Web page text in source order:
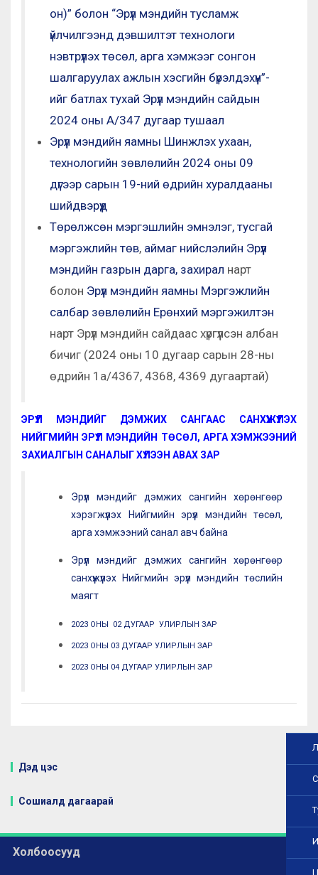
он)” болон “Эрүүл мэндийн тусламж
үйлчилгээнд дэвшилтэт технологи
нэвтрүүлэх төсөл, арга хэмжээг сонгон
шалгаруулах ажлын хэсгийн бүрэлдэхүүн”-
ийг батлах тухай Эрүүл мэндийн сайдын
2024 оны А/347 дугаар тушаал
Эрүүл мэндийн яамны Шинжлэх ухаан,
технологийн зөвлөлийн 2024 оны 09
дүгээр сарын 19-ний өдрийн хуралдааны
шийдвэрүүд
Төрөлжсөн мэргэшлийн эмнэлэг, тусгай
мэргэжлийн төв, аймаг нийслэлийн Эрүүл
мэндийн газрын дарга, захирал нарт
болон Эрүүл мэндийн яамны Мэргэжлийн
салбар зөвлөлийн Ерөнхий мэргэжилтэн
нарт Эрүүл мэндийн сайдаас хүргүүлсэн албан
бичиг (2024 оны 10 дугаар сарын 28-ны
өдрийн 1а/4367, 4368, 4369 дугаартай)
ЭРҮҮЛ МЭНДИЙГ ДЭМЖИХ САНГААС САНХҮҮЖҮҮЛЭХ
НИЙГМИЙН ЭРҮҮЛ МЭНДИЙН ТӨСӨЛ, АРГА ХЭМЖЭЭНИЙ
ЗАХИАЛГЫН САНАЛЫГ ХҮЛЭЭН АВАХ ЗАР
Эрүүл мэндийг дэмжих сангийн хөрөнгөөр
хэрэгжүүлэх Нийгмийн эрүүл мэндийн төсөл,
арга хэмжээний санал авч байна
Эрүүл мэндийг дэмжих сангийн хөрөнгөөр
санхүүжүүлэх Нийгмийн эрүүл мэндийн төслийн
маягт
2023 ОНЫ 02 ДУГААР УЛИРЛЫН ЗАР
2023 ОНЫ 03 ДУГААР УЛИРЛЫН ЗАР
2023 ОНЫ 04 ДУГААР УЛИРЛЫН ЗАР
Дэд цэс
Сошиалд дагаарай
Холбоосууд